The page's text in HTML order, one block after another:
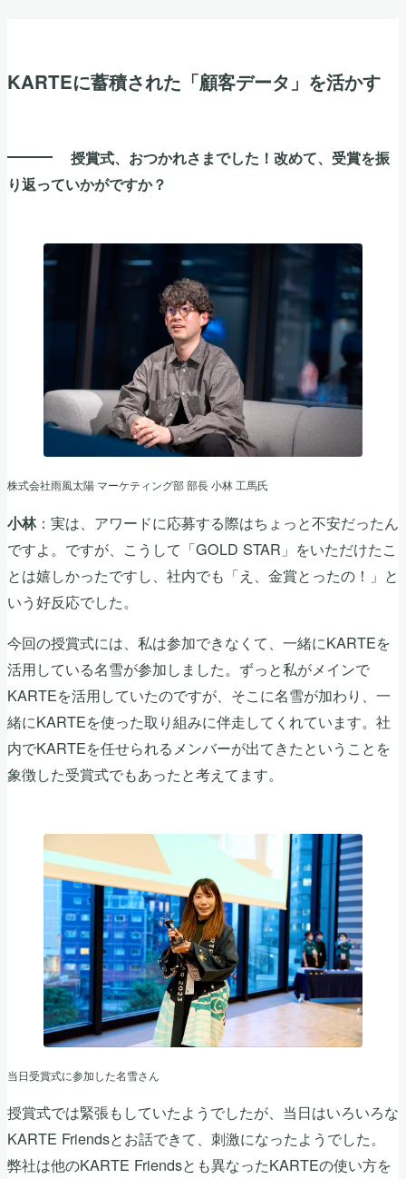
KARTEに蓄積された「顧客データ」を活かす
授賞式、おつかれさまでした！改めて、受賞を振
り返っていかがですか？
株式会社雨風太陽 マーケティング部 部長 小林 工馬氏
小林：実は、アワードに応募する際はちょっと不安だったん
ですよ。ですが、こうして「GOLD STAR」をいただけたこ
とは嬉しかったですし、社内でも「え、金賞とったの！」と
いう好反応でした。
今回の授賞式には、私は参加できなくて、一緒にKARTEを
活用している名雪が参加しました。ずっと私がメインで
KARTEを活用していたのですが、そこに名雪が加わり、一
緒にKARTEを使った取り組みに伴走してくれています。社
内でKARTEを任せられるメンバーが出てきたということを
象徴した受賞式でもあったと考えてます。
当日受賞式に参加した名雪さん
授賞式では緊張もしていたようでしたが、当日はいろいろな
KARTE Friendsとお話できて、刺激になったようでした。
弊社は他のKARTE Friendsとも異なったKARTEの使い方を